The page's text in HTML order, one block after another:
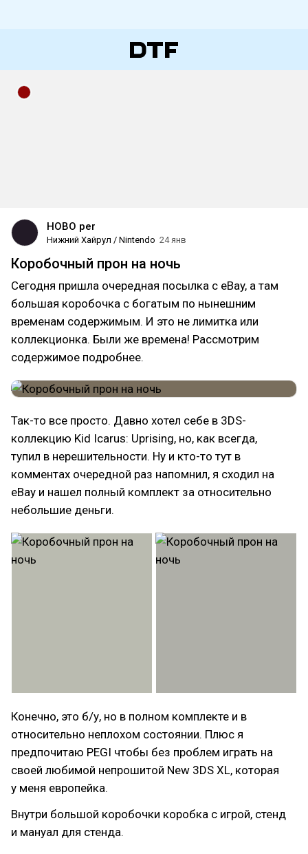
HOBO per
Нижний Хайрул / Nintendo 24 янв
Коробочный прон на ночь
Сегодня пришла очередная посылка с eBay, а там
большая коробочка с богатым по нынешним
временам содержимым. И это не лимитка или
коллекционка. Были же времена! Рассмотрим
содержимое подробнее.
Так-то все просто. Давно хотел себе в 3DS-
коллекцию Kid Icarus: Uprising, но, как всегда,
тупил в нерешительности. Ну и кто-то тут в
комментах очередной раз напомнил, я сходил на
eBay и нашел полный комплект за относительно
небольшие деньги.
Конечно, это б/у, но в полном комплекте и в
относительно неплохом состоянии. Плюс я
предпочитаю PEGI чтобы без проблем играть на
своей любимой непрошитой New 3DS XL, которая
у меня европейка.
Внутри большой коробочки коробка с игрой, стенд
и мануал для стенда.